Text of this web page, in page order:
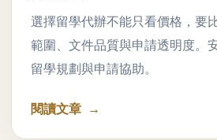
選擇留學代辦不能只看價格，要
範圍、文件品質與申請透明度。
留學規劃與申請協助。
閱讀文章